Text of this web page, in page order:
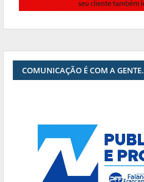
COMUNICAÇÃO É COM A GENTE.